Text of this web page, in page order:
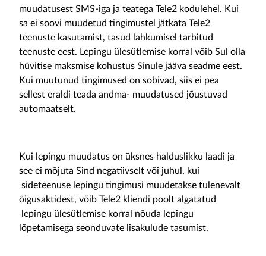
muudatusest SMS-iga ja teatega Tele2 kodulehel. Kui
sa ei soovi muudetud tingimustel jätkata Tele2
teenuste kasutamist, tasud lahkumisel tarbitud
teenuste eest. Lepingu ülesütlemise korral võib Sul olla
hüvitise maksmise kohustus Sinule jääva seadme eest.
Kui muutunud tingimused on sobivad, siis ei pea
sellest eraldi teada andma- muudatused jõustuvad
automaatselt.
Kui lepingu muudatus on üksnes halduslikku laadi ja
see ei mõjuta Sind negatiivselt või juhul, kui
sideteenuse lepingu tingimusi muudetakse tulenevalt
õigusaktidest, võib Tele2 kliendi poolt algatatud
lepingu ülesütlemise korral nõuda lepingu
lõpetamisega seonduvate lisakulude tasumist.